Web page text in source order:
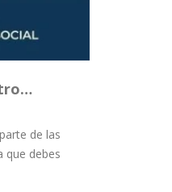
de las
que debes